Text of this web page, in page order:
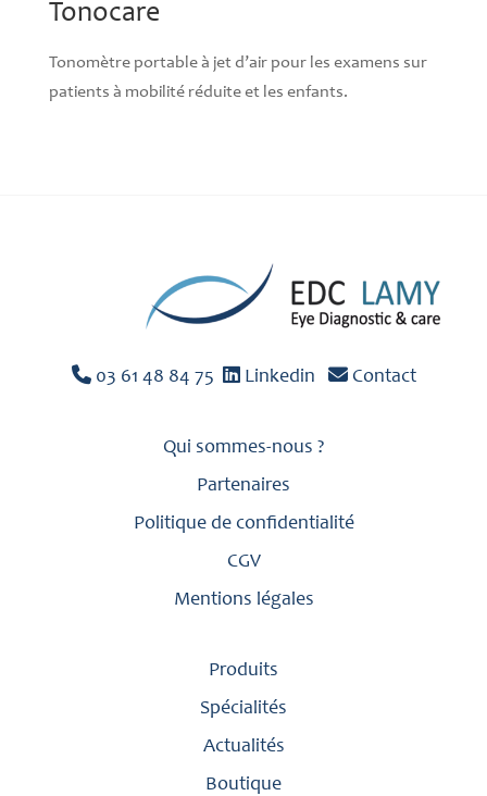
Tonocare
Tonomètre portable à jet d’air pour les examens sur
patients à mobilité réduite et les enfants.
03 61 48 84 75 Linkedin Contact
Qui sommes-nous ?
Partenaires
Politique de confidentialité
CGV
Mentions légales
Produits
Spécialités
Actualités
Boutique